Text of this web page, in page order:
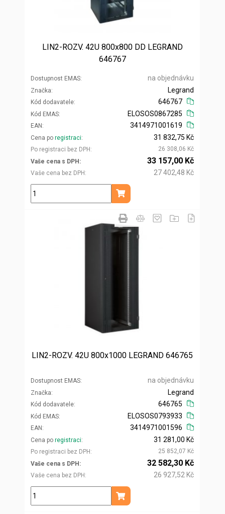
LIN2-ROZV. 42U 800x800 DD LEGRAND
646767
Dostupnost EMAS na objednávku
Značka
Kód dodavatele
Legrand
646767
Kód EMAS
EAN
ELOSOS0867285
3414971001619
Cena po registraci
Po registraci bez DPH
31 832,75 Kč
26 308,06 Kč
Vaše cena s DPH
Vaše cena bez DPH
33 157,00 Kč
27 402,48 Kč
ks
Přidat do košíku
LIN2-ROZV. 42U 800x1000 LEGRAND 646765
Dostupnost EMAS na objednávku
Značka
Kód dodavatele
Legrand
646765
Kód EMAS
EAN
ELOSOS0793933
3414971001596
Cena po registraci
Po registraci bez DPH
31 281,00 Kč
25 852,07 Kč
Vaše cena s DPH
Vaše cena bez DPH
32 582,30 Kč
26 927,52 Kč
ks
Přidat do košíku